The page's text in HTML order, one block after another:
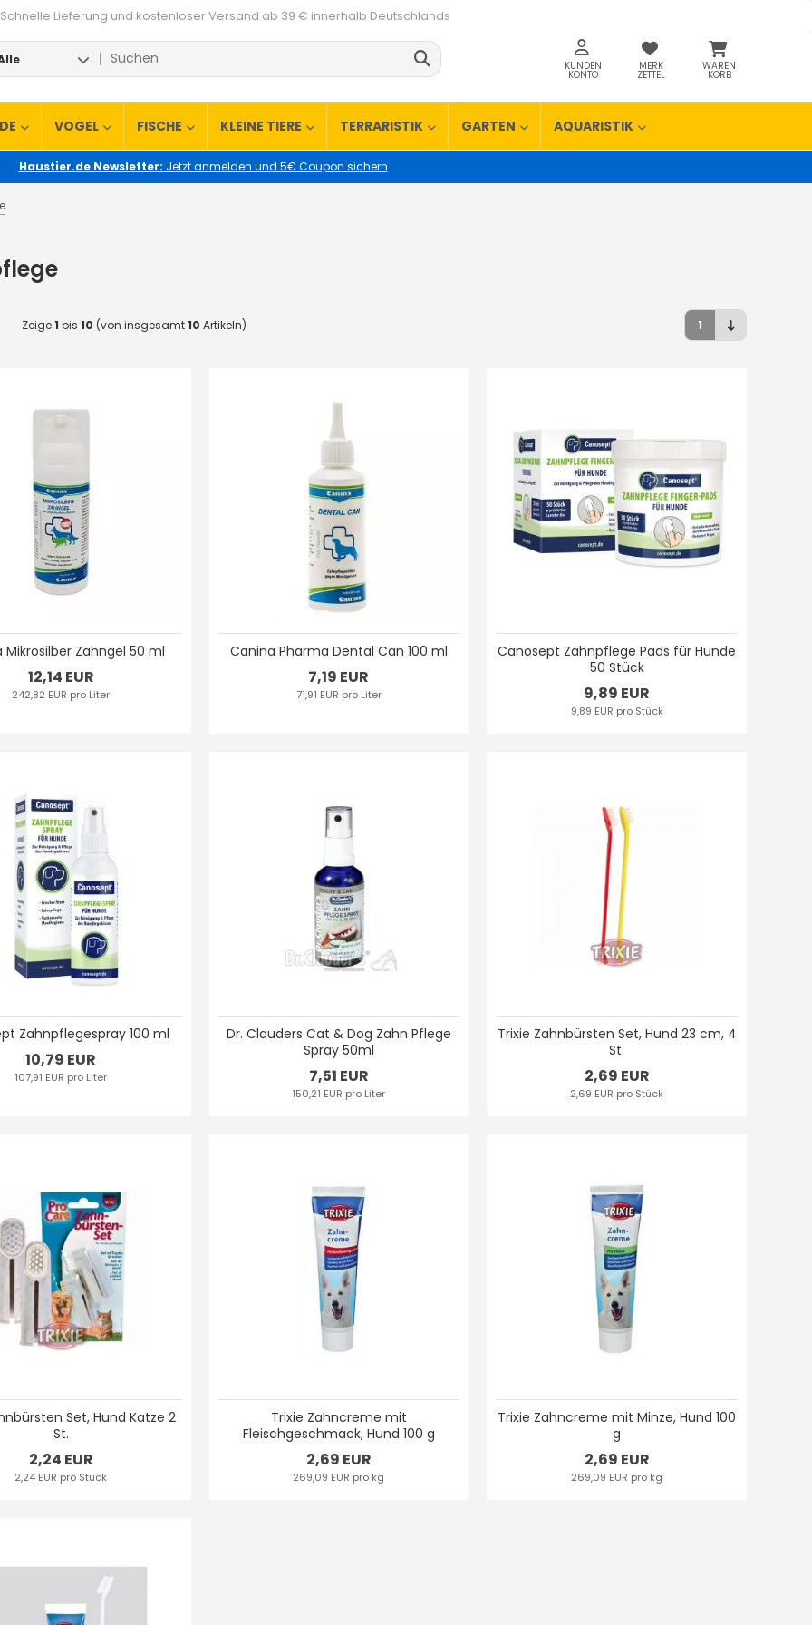
Schnelle Lieferung und kostenloser Versand ab 39 € innerhalb Deutschlands
KUNDEN
KONTO
MERK
ZETTEL
WAREN
KORB
VOGEL FISCHE KLEINE TIERE TERRARISTIK GARTEN AQUARISTIK
Haustier.de Newsletter: Jetzt anmelden und 5€ Coupon sichern
Zeige1 bis 10 (von insgesamt10 Artikeln) 1
Mikrosilber Zahngel 50 ml
12,14 EUR
242,82 EUR pro Liter
Canina Pharma Dental Can 100 ml
7,19 EUR
71,91 EUR pro Liter
Canosept Zahnpflege Pads für Hunde
50 Stück
9,89 EUR
9,89 EUR pro Stück
Zahnpflegespray 100 ml
10,79 EUR
107,91 EUR pro Liter
Dr. Clauders Cat & Dog Zahn Pflege
Spray 50ml
7,51 EUR
150,21 EUR pro Liter
Trixie Zahnbürsten Set, Hund 23 cm, 4
St.
2,69 EUR
2,69 EUR pro Stück
Set, Hund Katze 2
St.
2,24 EUR
2,24 EUR pro Stück
Trixie Zahncreme mit
Fleischgeschmack, Hund 100 g
2,69 EUR
269,09 EUR pro kg
Trixie Zahncreme mit Minze, Hund 100
g
2,69 EUR
269,09 EUR pro kg